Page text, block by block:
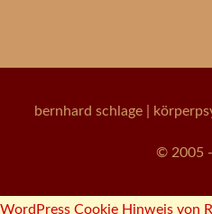
bernhard schlage|
© 2005
WordPress Cookie Hinweis von